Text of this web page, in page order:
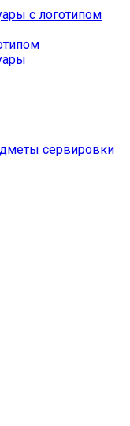
с логотипом
сервировки